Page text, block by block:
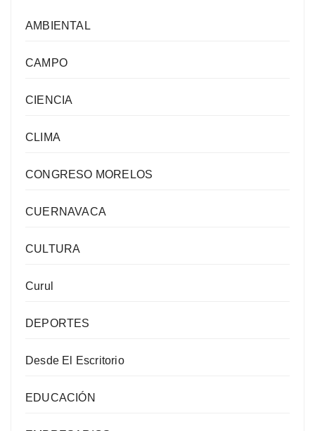
AMBIENTAL
CAMPO
CIENCIA
CLIMA
CONGRESO MORELOS
CUERNAVACA
CULTURA
Curul
DEPORTES
Desde El Escritorio
EDUCACIÓN